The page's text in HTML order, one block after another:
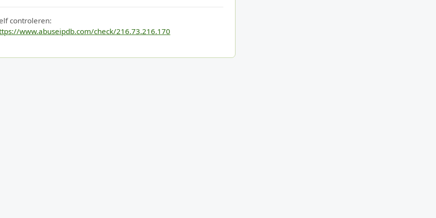
controleren:
www.abuseipdb.com/check/216.73.216.170